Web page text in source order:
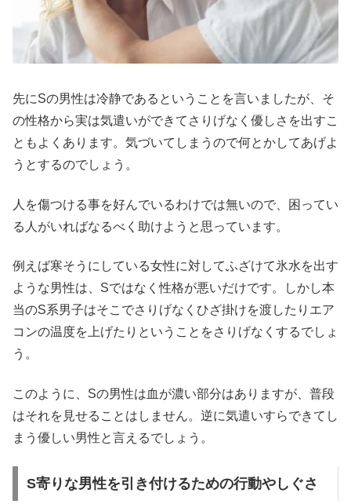
先にSの男性は冷静であるということを言いましたが、そ
の性格から実は気遣いができてさりげなく優しさを出すこ
ともよくあります。気づいてしまうので何とかしてあげよ
うとするのでしょう。
人を傷つける事を好んでいるわけでは無いので、困ってい
る人がいればなるべく助けようと思っています。
例えば寒そうにしている女性に対してふざけて氷水を出す
ような男性は、Sではなく性格が悪いだけです。しかし本
当のS系男子はそこでさりげなくひざ掛けを渡したりエア
コンの温度を上げたりということをさりげなくするでしょ
う。
このように、Sの男性は血が濃い部分はありますが、普段
はそれを見せることはしません。逆に気遣いすらできてし
まう優しい男性と言えるでしょう。
S寄りな男性を引き付けるための行動やしぐさ